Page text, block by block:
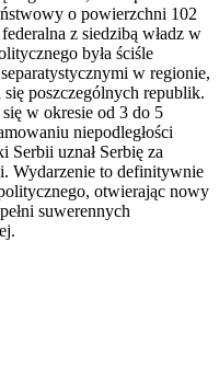
o powierzchni 102
z siedzibą władz w
była ściśle
w regionie,
poszczególnych republik.
w okresie od 3 do 5
niepodległości
Serbii uznał Serbię za
Wydarzenie to definitywnie
otwierając nowy
suwerennych